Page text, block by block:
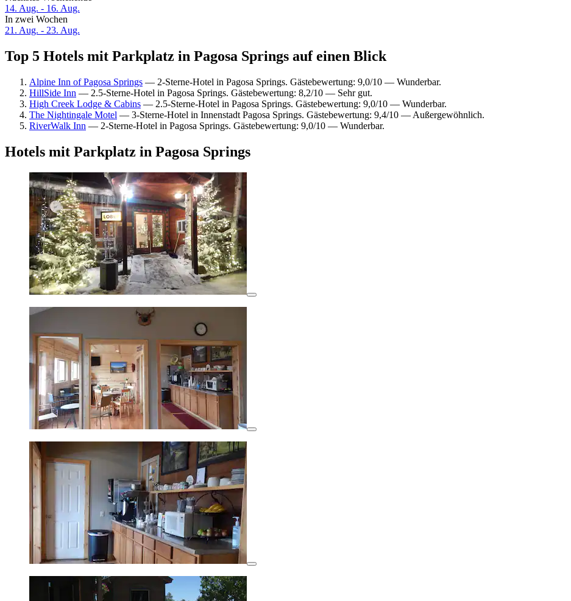
14. Aug. - 16. Aug.
In zwei Wochen
21. Aug. - 23. Aug.
Top 5 Hotels mit Parkplatz in Pagosa Springs auf einen Blick
Alpine Inn of Pagosa Springs — 2-Sterne-Hotel in Pagosa Springs. Gästebewertung: 9,0/10 — Wunderbar.
HillSide Inn — 2.5-Sterne-Hotel in Pagosa Springs. Gästebewertung: 8,2/10 — Sehr gut.
High Creek Lodge & Cabins — 2.5-Sterne-Hotel in Pagosa Springs. Gästebewertung: 9,0/10 — Wunderbar.
The Nightingale Motel — 3-Sterne-Hotel in Innenstadt Pagosa Springs. Gästebewertung: 9,4/10 — Außergewöhnlich.
RiverWalk Inn — 2-Sterne-Hotel in Pagosa Springs. Gästebewertung: 9,0/10 — Wunderbar.
Hotels mit Parkplatz in Pagosa Springs